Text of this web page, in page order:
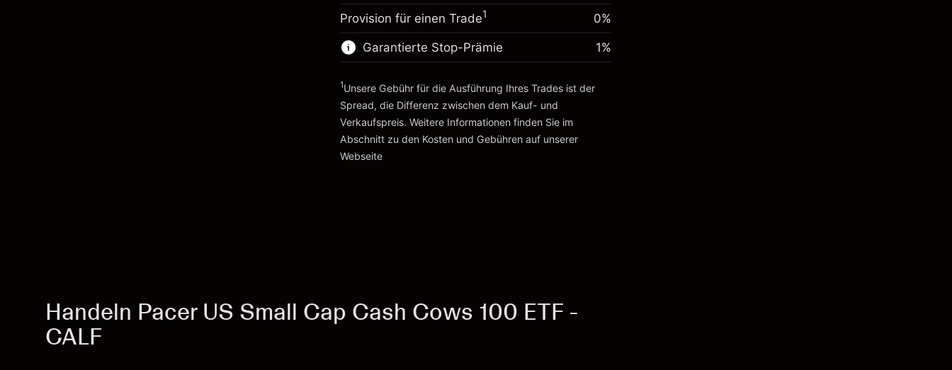
Zur Plattform
Positionswert
Positionsgröße mit Hebelwirkung ~$5,000.00
Geld aus Hebelwirkung ~ $
Zur Plattform
Provision für einen Trade1 0%
Garantierte Stop-Prämie
Kosten und Gebühren
1%
1Unsere Gebühr für die Ausführung Ihres Trades ist der
Spread, die Differenz zwischen dem Kauf- und
Verkaufspreis. Weitere Informationen finden Sie im
Abschnitt zu den Kosten und Gebühren auf unserer
Webseite
Handeln Pacer US Small Cap Cash Cows 100 ETF -
CALF